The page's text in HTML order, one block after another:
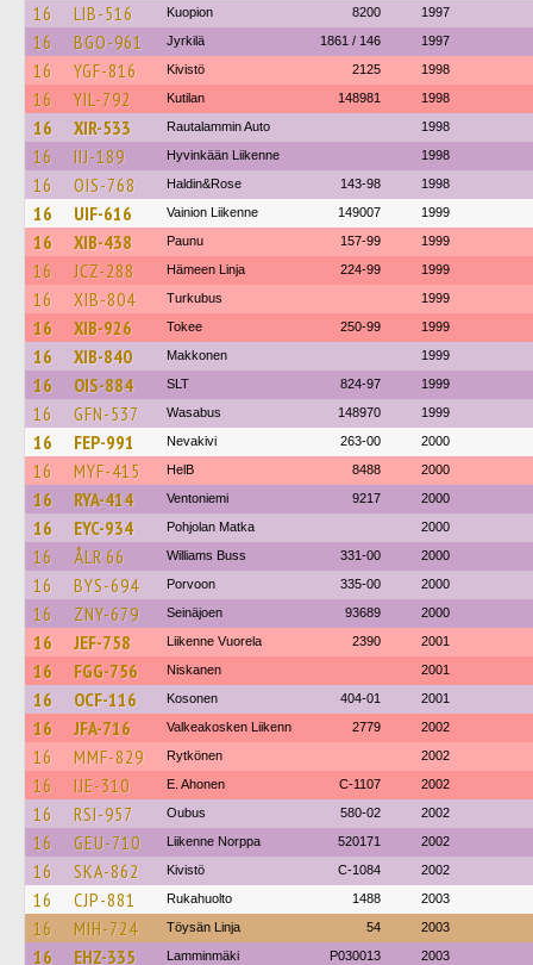
16 LIB-516 Kuopion 8200 1997
16 BGO-961 Jyrkilä 1861 / 146 1997
16 YGF-816 Kivistö 2125 1998
16 YIL-792 Kutilan 148981 1998
16 XIR-533 Rautalammin Auto 1998
16 IIJ-189 Hyvinkään Liikenne 1998
16 OIS-768 Haldin&Rose 143-98 1998
16 UIF-616 Vainion Liikenne 149007 1999
16 XIB-438 Paunu 157-99 1999
16 JCZ-288 Hämeen Linja 224-99 1999
16 XIB-804 Turkubus 1999
16 XIB-926 Tokee 250-99 1999
16 XIB-840 Makkonen 1999
16 OIS-884 SLT 824-97 1999
16 GFN-537 Wasabus 148970 1999
16 FEP-991 Nevakivi 263-00 2000
16 MYF-415 HelB 8488 2000
16 RYA-414 Ventoniemi 9217 2000
16 EYC-934 Pohjolan Matka 2000
16 ÅLR 66 Williams Buss 331-00 2000
16 BYS-694 Porvoon 335-00 2000
16 ZNY-679 Seinäjoen 93689 2000
16 JEF-758 Liikenne Vuorela 2390 2001
16 FGG-756 Niskanen 2001
16 OCF-116 Kosonen 404-01 2001
16 JFA-716 Valkeakosken Liikenn 2779 2002
16 MMF-829 Rytkönen 2002
16 IJE-310 E. Ahonen C-1107 2002
16 RSI-957 Oubus 580-02 2002
16 GEU-710 Liikenne Norppa 520171 2002
16 SKA-862 Kivistö C-1084 2002
16 CJP-881 Rukahuolto 1488 2003
16 MIH-724 Töysän Linja 54 2003
16 EHZ-335 Lamminmäki P030013 2003